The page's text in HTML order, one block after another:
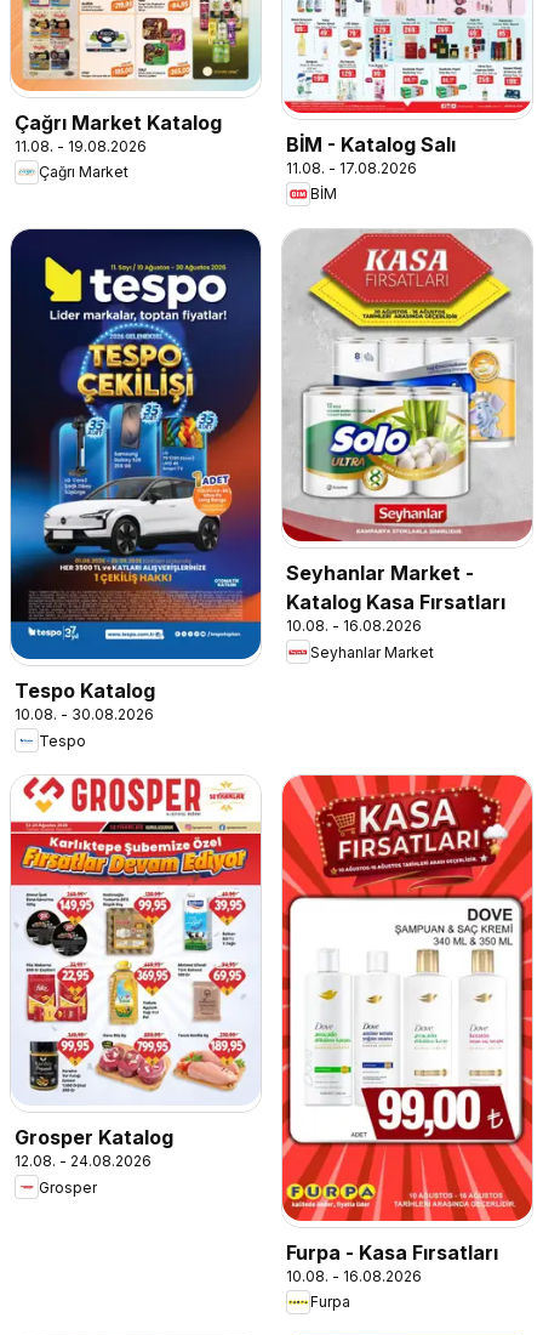
Çağrı Market Katalog
11.08. - 19.08.2026
Çağrı Market
BİM - Katalog Salı
11.08. - 17.08.2026
BİM
Tespo Katalog
10.08. - 30.08.2026
Tespo
Seyhanlar Market -
Katalog Kasa Fırsatları
10.08. - 16.08.2026
Seyhanlar Market
Grosper Katalog
12.08. - 24.08.2026
Grosper
Furpa - Kasa Fırsatları
10.08. - 16.08.2026
Furpa